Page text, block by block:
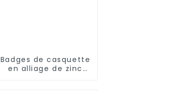
Badges de casquette
en alliage de zinc